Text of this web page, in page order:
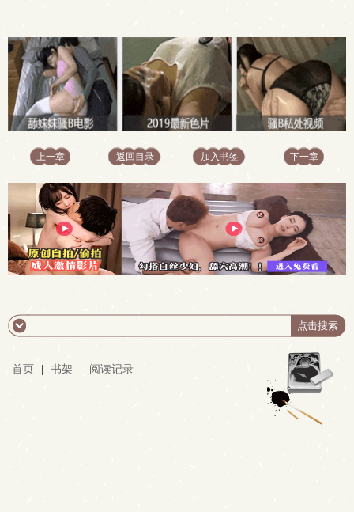
上一章 返回目录 加入书签 下一章
首页 书架 阅读记录